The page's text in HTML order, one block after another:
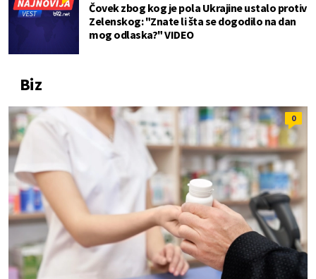
Čovek zbog kog je pola Ukrajine ustalo protiv
Zelenskog: "Znate li šta se dogodilo na dan
mog odlaska?" VIDEO
Biz
0